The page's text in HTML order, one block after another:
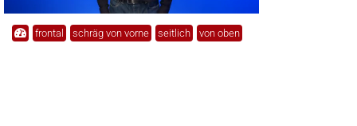
frontal schräg von vorne seitlich von oben